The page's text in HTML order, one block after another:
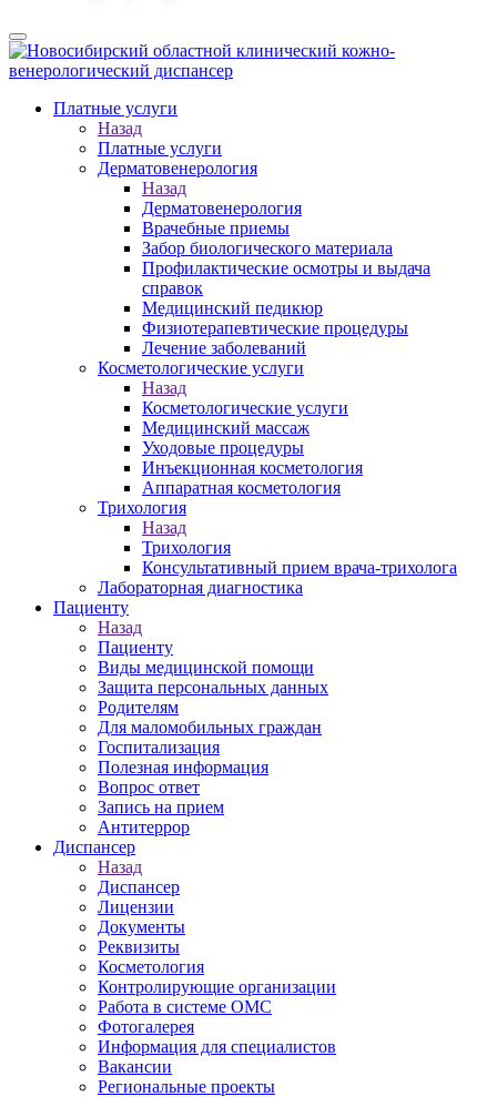
Платные услуги
Назад
Платные услуги
Дерматовенерология
Назад
Дерматовенерология
Врачебные приемы
Забор биологического материала
Профилактические осмотры и выдача
справок
Медицинский педикюр
Физиотерапевтические процедуры
Лечение заболеваний
Косметологические услуги
Назад
Косметологические услуги
Медицинский массаж
Уходовые процедуры
Инъекционная косметология
Аппаратная косметология
Трихология
Назад
Трихология
Консультативный прием врача-трихолога
Лабораторная диагностика
Пациенту
Назад
Пациенту
Виды медицинской помощи
Защита персональных данных
Родителям
Для маломобильных граждан
Госпитализация
Полезная информация
Вопрос ответ
Запись на прием
Антитеррор
Диспансер
Назад
Диспансер
Лицензии
Документы
Реквизиты
Косметология
Контролирующие организации
Работа в системе ОМС
Фотогалерея
Информация для специалистов
Вакансии
Региональные проекты